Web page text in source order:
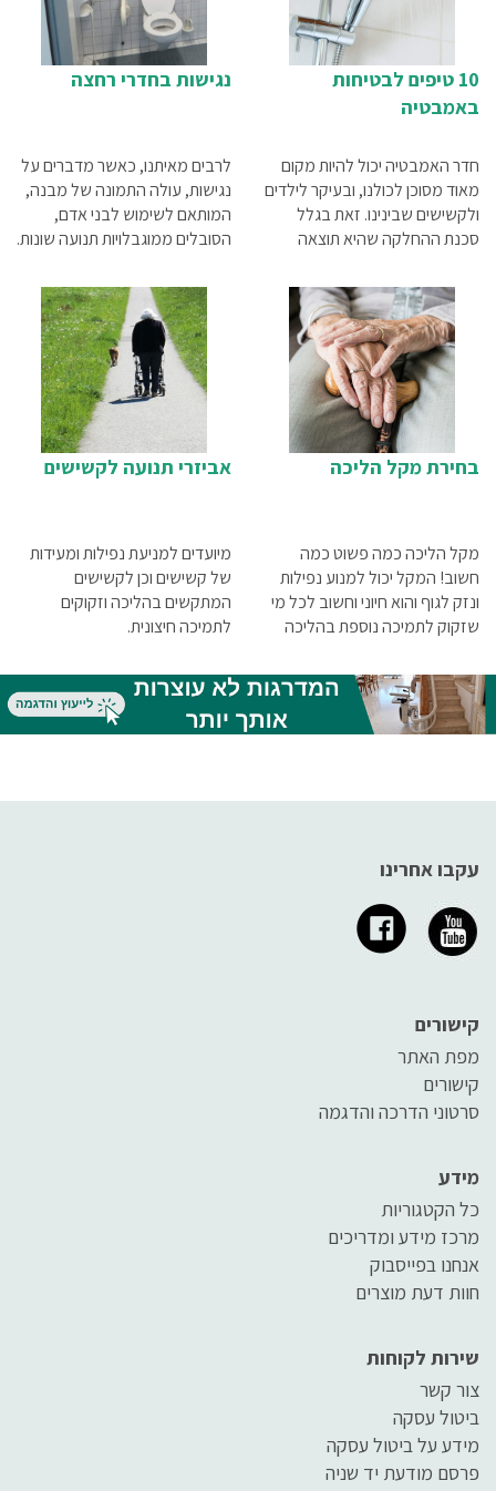
10 טיפים לבטיחות
באמבטיה
חדר האמבטיה יכול להיות מקום
מאוד מסוכן לכולנו, ובעיקר לילדים
ולקשישים שבינינו. זאת בגלל
סכנת ההחלקה שהיא תוצאה
שבאה במגע עם המים. על מנת
למנוע ככל האפשר את
התרחשותם של מצבי סכנה,
מומלץ לנקוט במספר פעולות
חשובות שיכולות להציל חיים. הנה
לפניכם עשרה טיפים שיסייעו לכם
לשמור על ביטחונכם ועל ביטחון
היקרים לכם בזמן הרחצה
נגישות בחדרי רחצה
לרבים מאיתנו, כאשר מדברים על
נגישות, עולה התמונה של מבנה,
המותאם לשימוש לבני אדם,
הסובלים ממוגבלויות תנועה שונות.
השימוש בכיסאות גלגלים, אבל
אם נסתכל בצורה רחבה יותר על
עניין הנגישות,נגיע למסקנה
מפתיעה. כולנו צריכים נגישות.
בחירת מקל הליכה
מקל הליכה כמה פשוט כמה
חשוב! המקל יכול למנוע נפילות
ונזק לגוף והוא חיוני וחשוב לכל מי
שזקוק לתמיכה נוספת בהליכה
אביזרי תנועה לקשישים
מיועדים למניעת נפילות ומעידות
של קשישים וכן לקשישים
המתקשים בהליכה וזקוקים
לתמיכה חיצונית.
עקבו אחרינו
קישורים
מפת האתר
קישורים
סרטוני הדרכה והדגמה
מידע
כל הקטגוריות
מרכז מידע ומדריכים
אנחנו בפייסבוק
חוות דעת מוצרים
שירות לקוחות
צור קשר
ביטול עסקה
מידע על ביטול עסקה
פרסם מודעת יד שניה